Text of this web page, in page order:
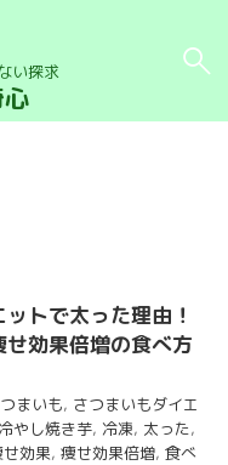
い探求
トで太った理由！
効果倍増の食べ方
まいも, さつまいもダイエ
冷やし焼き芋, 冷凍, 太った,
効果, 痩せ効果倍増, 食べ